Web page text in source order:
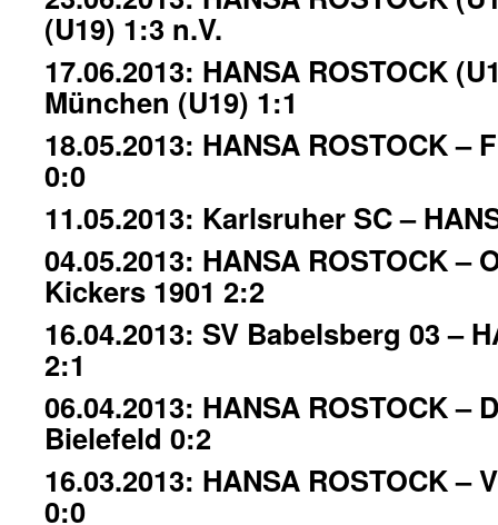
(U19) 1:3 n.V.
17.06.2013: HANSA ROSTOCK
München (U19) 1:1
18.05.2013: HANSA ROSTOCK –
0:0
11.05.2013: Karlsruher SC –
04.05.2013: HANSA ROSTOCK –
Kickers 1901 2:2
16.04.2013: SV Babelsberg 03 –
2:1
06.04.2013: HANSA ROSTOCK –
Bielefeld 0:2
16.03.2013: HANSA ROSTOCK –
0:0